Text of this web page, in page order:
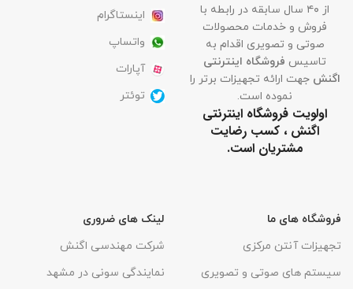
از ۴۰ سال سابقه در رابطه با
فروش و خدمات محصولات
صوتی و تصویری اقدام به
تاسیس فروشگاه اینترنتی
اگنش جهت ارائه تجهیزات برتر را
نموده است.
اولویت فروشگاه اینترنتی
اگنش ، کسب رضایت
مشتریان است.
اینستاگرام
واتساپ
آپارات
توئتر
فروشگاه های ما
تجهیزات آنتن مرکزی
سیستم های صوتی و تصویری
لینک های ضروری
شرکت مهندسی اگنش
نمایندگی سونی در مشهد